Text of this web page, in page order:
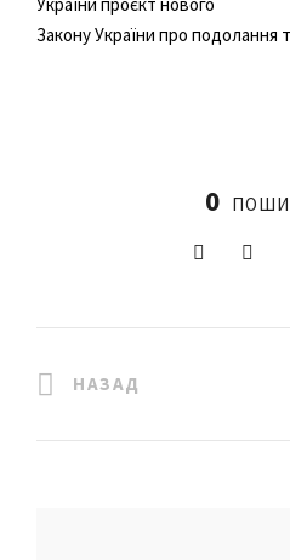
Закону України про подолання
0
НАЗАД